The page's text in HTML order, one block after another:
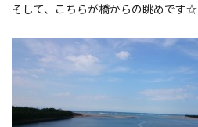
そして、こちらが橋からの眺めです☆